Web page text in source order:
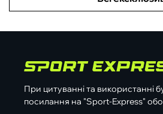
При цитуванні та використанні
посилання на "Sport-Express"